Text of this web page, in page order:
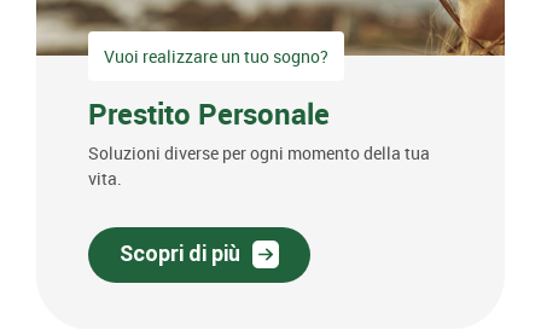
Vuoi realizzare un tuo sogno?
Prestito Personale
Soluzioni diverse per ogni momento della tua
vita.
Scopri di più